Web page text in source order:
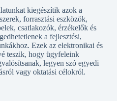
kiegészítik azok a
forrasztási eszközök,
csatlakozók, érzékelők és
a fejlesztési,
Ezek az elektronikai és
teszik, hogy ügyfeleink
legyen szó egyedi
vagy oktatási célokról.